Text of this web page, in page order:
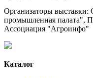
Организаторы выставки:
промышленная палата",
Ассоциация "Агроинфо"
Каталог